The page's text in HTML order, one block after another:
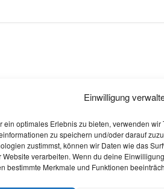
Einwilligung
ein optimales Erlebnis zu bieten, verwenden
zu speichern und/oder darauf
zustimmst, können wir Daten wie das
Website verarbeiten. Wenn du deine
bestimmte Merkmale und Funktionen